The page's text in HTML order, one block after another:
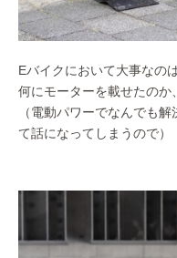
Eバイクにおいて大事なの
何にモーターを載せたのか
（電動パワーでなんでも
て話になってしまうので）